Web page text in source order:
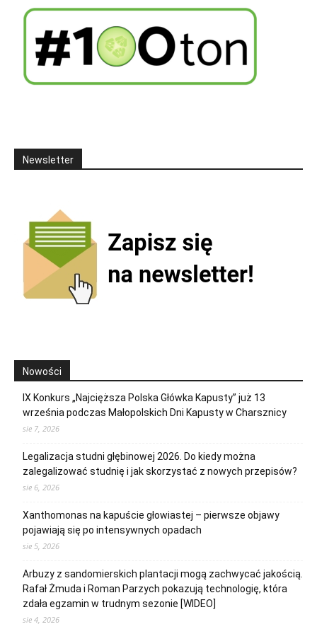
Newsletter
Nowości
IX Konkurs „Najcięższa Polska Główka Kapusty” już 13
września podczas Małopolskich Dni Kapusty w Charsznicy
sie 7, 2026
Legalizacja studni głębinowej 2026. Do kiedy można
zalegalizować studnię i jak skorzystać z nowych przepisów?
sie 6, 2026
Xanthomonas na kapuście głowiastej – pierwsze objawy
pojawiają się po intensywnych opadach
sie 5, 2026
Arbuzy z sandomierskich plantacji mogą zachwycać jakością.
Rafał Żmuda i Roman Parzych pokazują technologię, która
zdała egzamin w trudnym sezonie [WIDEO]
sie 4, 2026